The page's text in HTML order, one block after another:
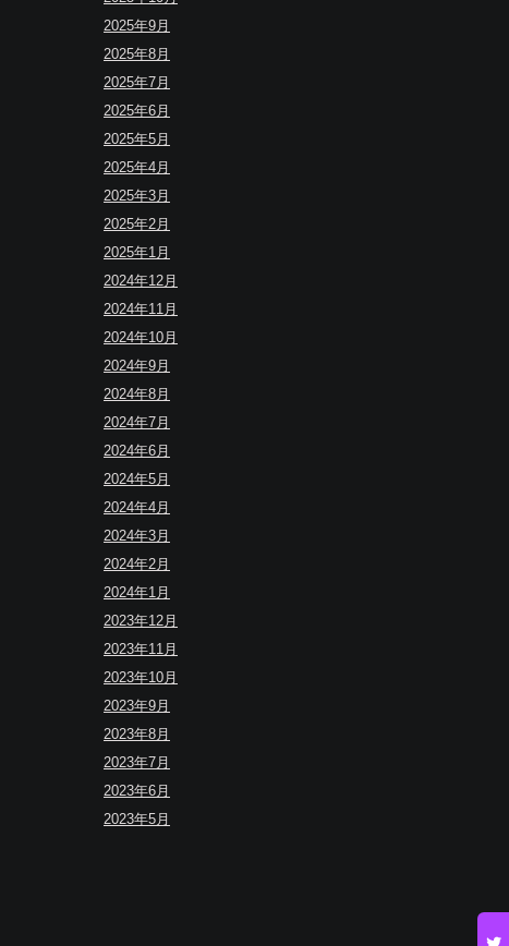
2025年9月
2025年8月
2025年7月
2025年6月
2025年5月
2025年4月
2025年3月
2025年2月
2025年1月
2024年12月
2024年11月
2024年10月
2024年9月
2024年8月
2024年7月
2024年6月
2024年5月
2024年4月
2024年3月
2024年2月
2024年1月
2023年12月
2023年11月
2023年10月
2023年9月
2023年8月
2023年7月
2023年6月
2023年5月